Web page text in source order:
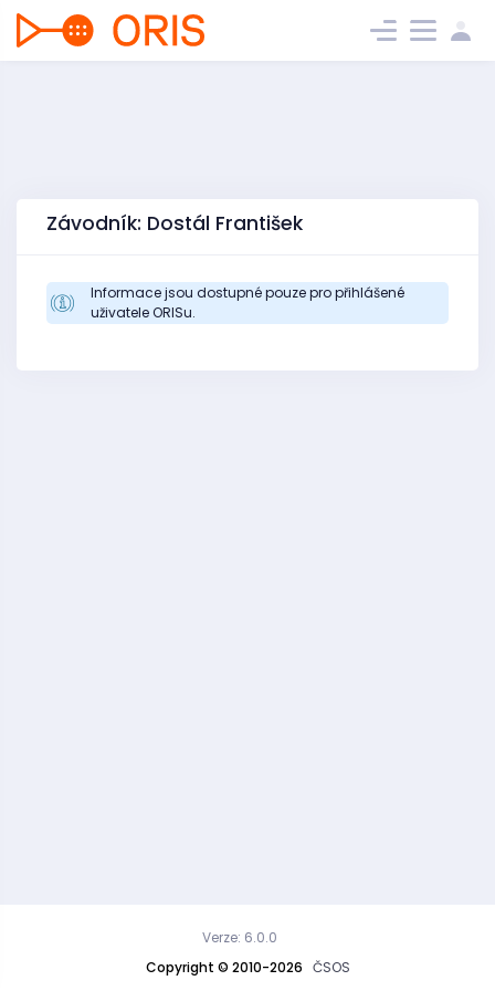
Závodník: Dostál František
Informace jsou dostupné pouze pro přihlášené
uživatele ORISu.
Copyright © 2010-2026 ČSOS
Verze: 6.0.0